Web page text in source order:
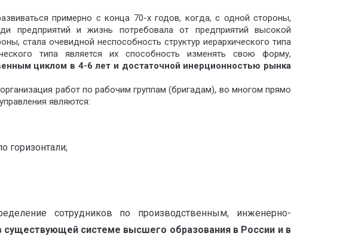
примерно с конца 70-х годов, когда, с одной стороны,
предприятий и жизнь потребовала от предприятий высокой
стала очевидной неспособность структур иерархического типа
типа является их способность изменять свою форму,
циклом в 4-6 лет и достаточной инерционностью рынка
работ по рабочим группам (бригадам), во многом прямо
являются:
горизонтали;
сотрудников по производственным, инженерно-
системе высшего образования в России и в